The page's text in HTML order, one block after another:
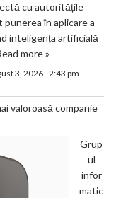
cu autoritățile
în aplicare a
inteligența artificială
more »
3, 2026 - 2:43 pm
valoroasă companie
Grup
ul
infor
matic